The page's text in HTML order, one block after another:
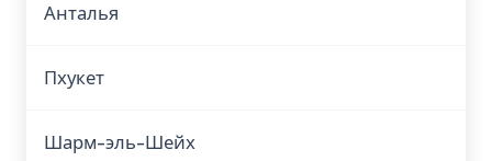
Анталья
Пхукет
Шарм-эль-Шейх